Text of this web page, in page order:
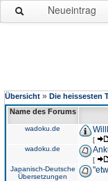
Neueintrag
Übersicht » Die heissesten
Name des Forums
wadoku.de
[
wadoku.de
[
Japanisch-Deutsche
Übersetzungen